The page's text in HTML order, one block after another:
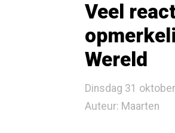
Veel
Wereld
Dinsdag 31
Auteur: Maarten